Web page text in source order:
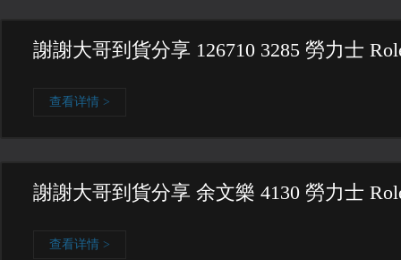
謝謝大哥到貨分享 126710 3285 勞力士
查看详情 >
謝謝大哥到貨分享 余文樂 4130 勞力士
查看详情 >